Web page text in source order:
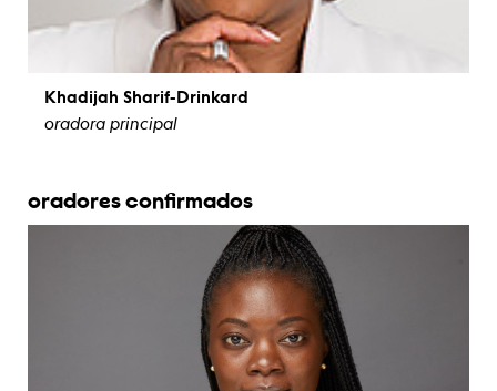
Khadijah Sharif-Drinkard
oradora principal
oradores confirmados